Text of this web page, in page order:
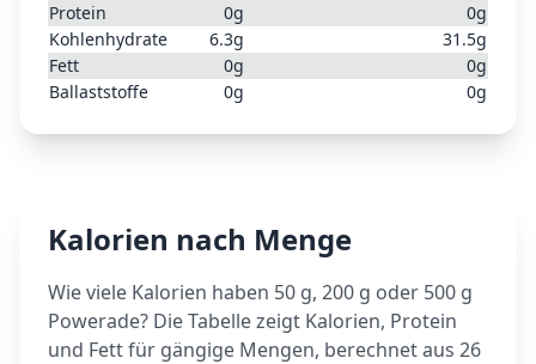
Protein
0g 0g
Kohlenhydrate
6.3g 31.5g
Fett
0g 0g
Ballaststoffe
0g 0g
Kalorien nach Menge
Wie viele Kalorien haben 50 g, 200 g oder 500 g
Powerade? Die Tabelle zeigt Kalorien, Protein
und Fett für gängige Mengen, berechnet aus 26